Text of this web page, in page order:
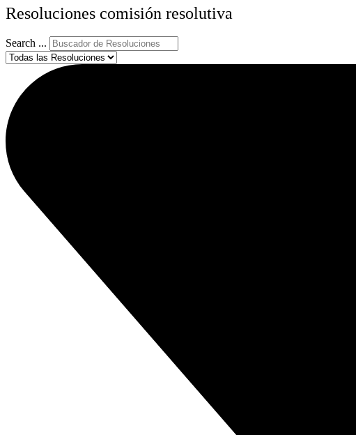
Resoluciones comisión resolutiva
Search ...